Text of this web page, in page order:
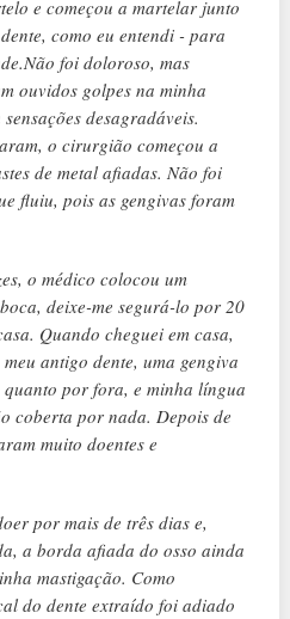
e começou a martelar junto
como eu entendi - para
foi doloroso, mas
ouvidos golpes na minha
desagradáveis.
o cirurgião começou a
de metal afiadas. Não foi
fluiu, pois as gengivas foram
o médico colocou um
deixe-me segurá-lo por 20
Quando cheguei em casa,
antigo dente, uma gengiva
por fora, e minha língua
coberta por nada. Depois de
muito doentes e
por mais de três dias e,
a borda afiada do osso ainda
mastigação. Como
do dente extraído foi adiado